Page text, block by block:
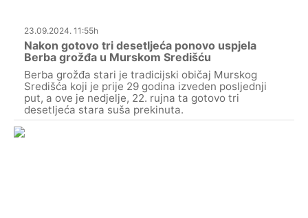
23.09.2024. 11:55h
Nakon gotovo tri desetljeća ponovo uspjela
Berba grožđa u Murskom Središću
Berba grožđa stari je tradicijski običaj Murskog
Središća koji je prije 29 godina izveden posljednji
put, a ove je nedjelje, 22. rujna ta gotovo tri
desetljeća stara suša prekinuta.